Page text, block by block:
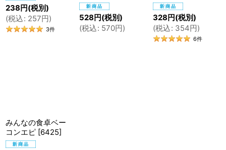
238 円(税別)
(税込: 257円)
3件
528 円(税別)
(税込: 570円)
328 円(税別)
(税込: 354円)
6件
みんなの食卓ベー
コンエピ [6425]